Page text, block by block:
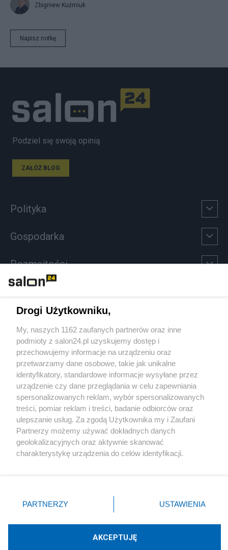
Zbigniew Kuźmiuk
Napisz notkę
Podziel się swoją opinią
ZAŁÓŻ BLOG
Polityka
Gospodarka
Rozmaitości
Sport
Społeczeństwo
Kultura
X Facebook Instagram Youtube
Drogi Użytkowniku,
My, naszych 1162 zaufanych partnerów oraz inne
podmioty z salon24.pl uzyskujemy dostęp i
przechowujemy informacje na urządzeniu oraz
przetwarzamy dane osobowe, takie jak unikalne
identyfikatory, standardowe informacje wysyłane przez
urządzenie czy dane przeglądania w celu zapewniania
spersonalizowanych reklam, wybór spersonalizowanych
treści, pomiar reklam i treści, badanie odbiorców oraz
ulepszanie usług. Za zgodą Użytkownika my i Zaufani
Partnerzy możemy używać dokładnych danych
geolokalizacyjnych oraz aktywnie skanować
charakterystykę urządzenia do celów identyfikacji.
zmienić/wycofać klikając przycisk ustawień prywatności
znajdujący się w lewym dolnym rogu strony
rodzaje przetwarzania danych nie wymagają zgody
użytkownika, ale masz prawo sprzeciwić się takiemu
przetwarzaniu. Preferencje będą miały zastosowania tylko
PARTNERZY USTAWIENIA
AKCEPTUJĘ